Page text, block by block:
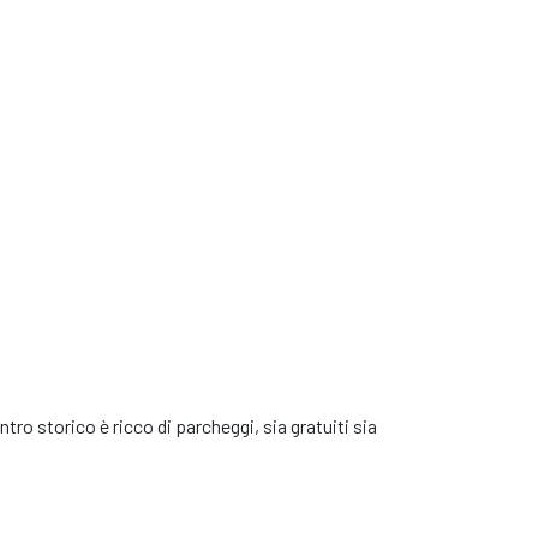
la
questa auto!
storico è ricco di parcheggi, sia gratuiti sia